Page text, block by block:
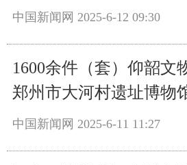
中国新闻网 2025-6-12 09:30
1600余件（套）仰韶文
郑州市大河村遗址博物
中国新闻网 2025-6-11 11:27